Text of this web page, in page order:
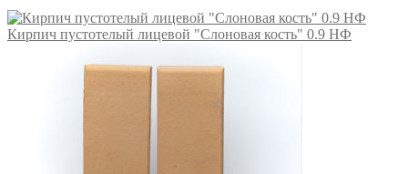
Кирпич пустотелый лицевой "Слоновая кость" 0.9 НФ